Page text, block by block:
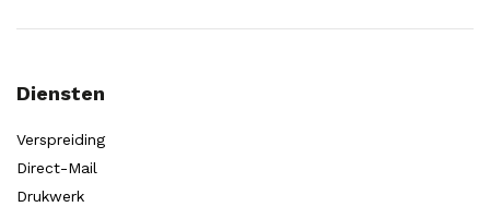
Diensten
Verspreiding
Direct-Mail
Drukwerk